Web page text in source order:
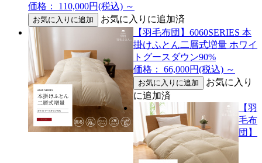
価格： 110,000円(税込) ～
お気に入りに追加済
【羽毛布団】6060SERIES 本
掛けふとん二層式増量 ホワイ
トグースダウン90%
価格： 66,000円(税込) ～
お気に入り
に追加済
【羽
毛布
団】